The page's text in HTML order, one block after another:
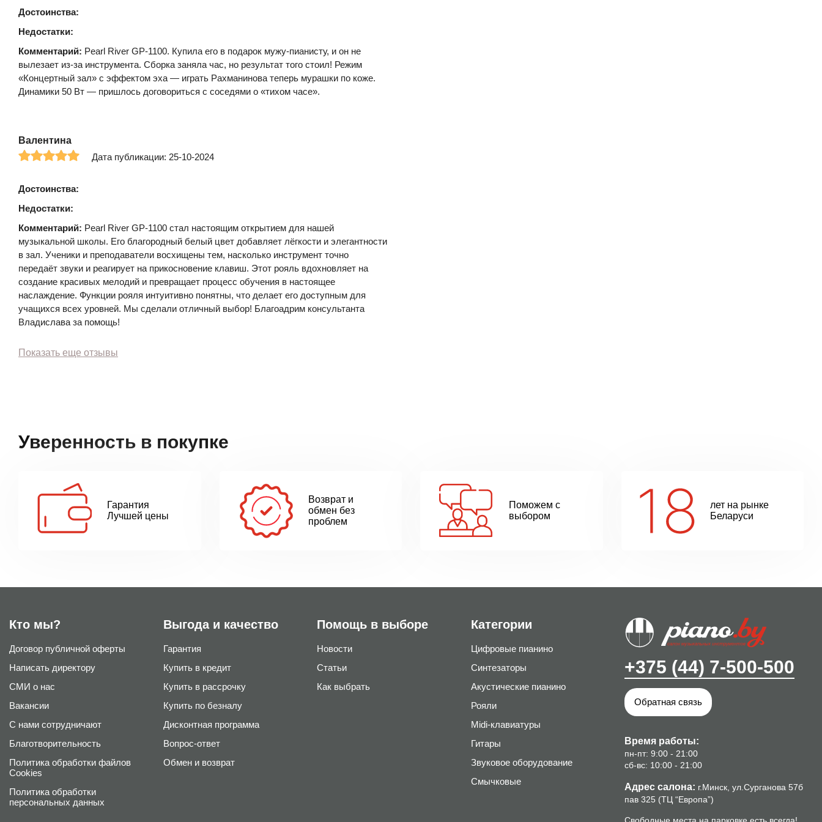
Достоинства:
Недостатки:
Комментарий: Pearl River GP-1100. Купила его в подарок мужу-пианисту, и он не
вылезает из-за инструмента. Сборка заняла час, но результат того стоил! Режим
«Концертный зал» с эффектом эха — играть Рахманинова теперь мурашки по коже.
Динамики 50 Вт — пришлось договориться с соседями о «тихом часе».
Валентина
Дата публикации: 25-10-2024
Достоинства:
Недостатки:
Комментарий: Pearl River GP-1100 стал настоящим открытием для нашей
музыкальной школы. Его благородный белый цвет добавляет лёгкости и элегантности
в зал. Ученики и преподаватели восхищены тем, насколько инструмент точно
передаёт звуки и реагирует на прикосновение клавиш. Этот рояль вдохновляет на
создание красивых мелодий и превращает процесс обучения в настоящее
наслаждение. Функции рояля интуитивно понятны, что делает его доступным для
учащихся всех уровней. Мы сделали отличный выбор! Благоадрим консультанта
Владислава за помощь!
Показать еще отзывы
Уверенность в покупке
Гарантия
Лучшей цены
Возврат и
обмен без
проблем
Поможем с
выбором
лет на рынке
Беларуси
Кто мы?
Договор публичной оферты
Написать директору
СМИ о нас
Вакансии
С нами сотрудничают
Благотворительность
Политика обработки файлов
Cookies
Политика обработки
персональных данных
Выгода и качество
Гарантия
Купить в кредит
Купить в рассрочку
Купить по безналу
Дисконтная программа
Вопрос-ответ
Обмен и возврат
Помощь в выборе
Новости
Статьи
Как выбрать
Категории
Цифровые пианино
Синтезаторы
Акустические пианино
Рояли
Midi-клавиатуры
Гитары
Звуковое оборудование
Смычковые
+375 (44) 7-500-500
Обратная связь
Время работы:
пн-пт: 9:00 - 21:00
сб-вс: 10:00 - 21:00
Адрес салона: г.Минск, ул.Сурганова 57б
пав 325 (ТЦ “Европа”)